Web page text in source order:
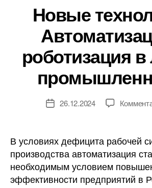
Новые
роботизация в
Дата26.12.2024
В условиях дефицита рабочей
производства автоматизация
необходимым условием
эффективности предприятий в